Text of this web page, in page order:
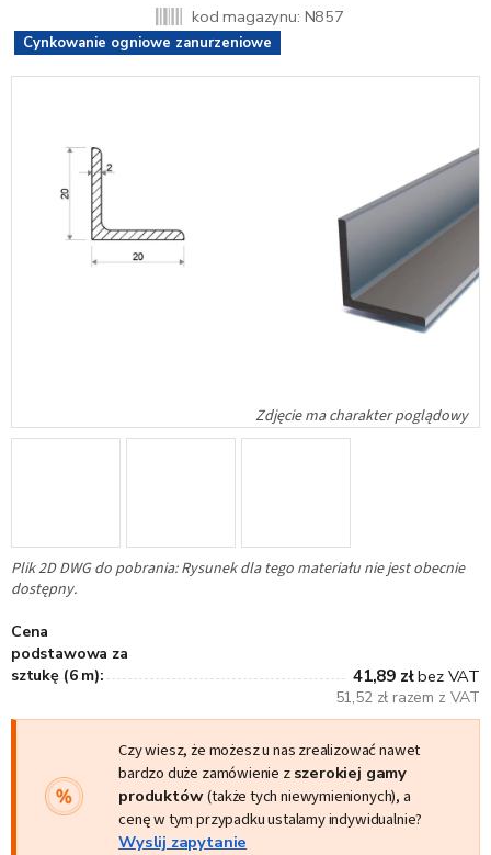
kod magazynu: N857
Cynkowanie ogniowe zanurzeniowe
Plik 2D DWG do pobrania: Rysunek dla tego materiału nie jest obecnie
dostępny.
Cena
podstawowa za
sztukę (6 m):
41,89 złbez VAT
51,52 zł razem z VAT
Czy wiesz, że możesz u nas zrealizować nawet
bardzo duże zamówienie z szerokiej gamy
produktów(także tych niewymienionych), a
cenę w tym przypadku ustalamy indywidualnie?
Wyslij zapytanie